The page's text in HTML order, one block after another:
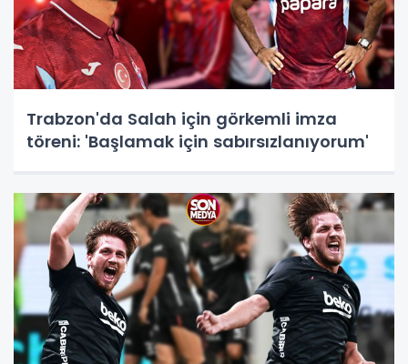
Trabzon'da Salah için görkemli imza
töreni: 'Başlamak için sabırsızlanıyorum'